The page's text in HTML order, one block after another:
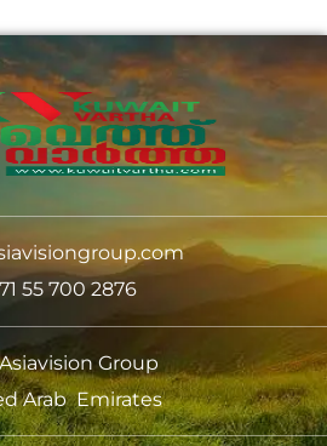
55 700 2876
Group
Arab Emirates